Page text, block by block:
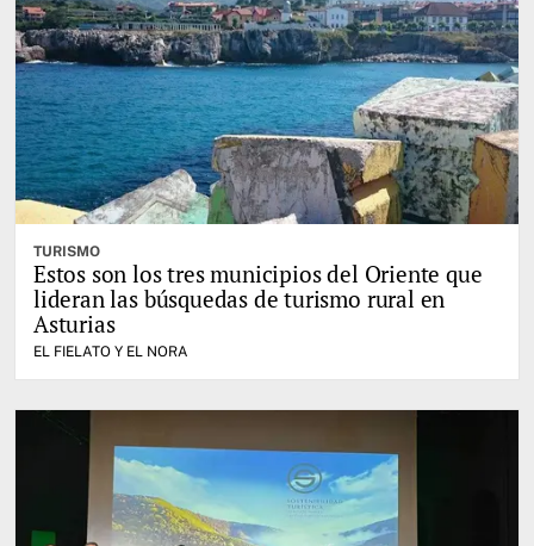
TURISMO
Estos son los tres municipios del Oriente que
lideran las búsquedas de turismo rural en
Asturias
EL FIELATO Y EL NORA